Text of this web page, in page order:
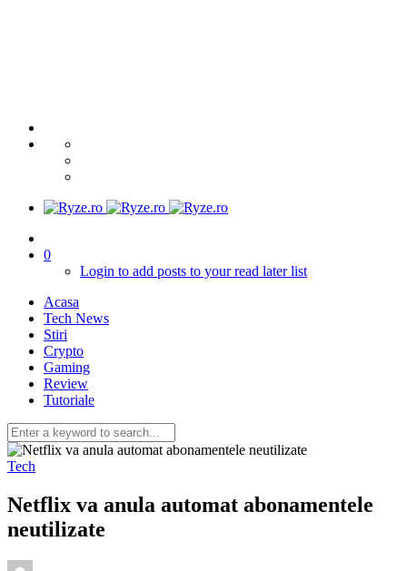
0
Login to add posts to your read later list
Acasa
Tech News
Stiri
Crypto
Gaming
Review
Tutoriale
Tech
Netflix va anula automat abonamentele
neutilizate